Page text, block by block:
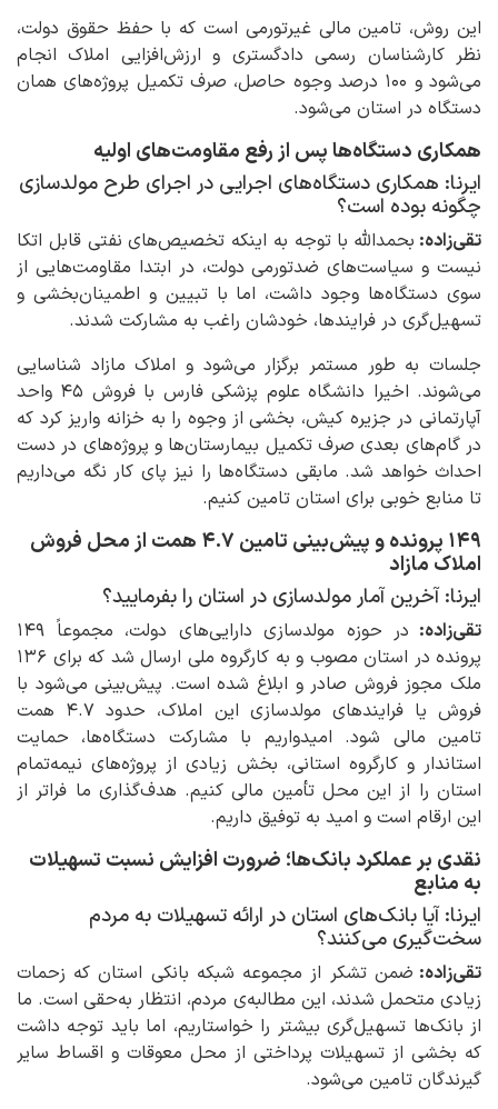
این روش، تامین مالی غیرتورمی است که با حفظ حقوق دولت،
نظر کارشناسان رسمی دادگستری و ارزش‌افزایی املاک انجام
می‌شود و ۱۰۰ درصد وجوه حاصل، صرف تکمیل پروژه‌های همان
دستگاه در استان می‌شود.
همکاری دستگاه‌ها پس از رفع مقاومت‌های اولیه
ایرنا: همکاری دستگاه‌های اجرایی در اجرای طرح مولدسازی
چگونه بوده است؟
تقی‌زاده: بحمدالله با توجه به اینکه تخصیص‌های نفتی قابل اتکا
نیست و سیاست‌های ضدتورمی دولت، در ابتدا مقاومت‌هایی از
سوی دستگاه‌ها وجود داشت، اما با تبیین و اطمینان‌بخشی و
تسهیل‌گری در فرایندها، خودشان راغب به مشارکت شدند.
جلسات به طور مستمر برگزار می‌شود و املاک مازاد شناسایی
می‌شوند. اخیرا دانشگاه علوم پزشکی فارس با فروش ۴۵ واحد
آپارتمانی در جزیره کیش، بخشی از وجوه را به خزانه واریز کرد که
در گام‌های بعدی صرف تکمیل بیمارستان‌ها و پروژه‌های در دست
احداث خواهد شد. مابقی دستگاه‌ها را نیز پای کار نگه می‌داریم
تا منابع خوبی برای استان تامین کنیم.
۱۴۹ پرونده و پیش‌بینی تامین ۴.۷ همت از محل فروش
املاک مازاد
ایرنا: آخرین آمار مولدسازی در استان را بفرمایید؟
تقی‌زاده:
در حوزه مولدسازی دارایی‌های دولت، مجموعاً ۱۴۹
پرونده در استان مصوب و به کارگروه ملی ارسال شد که برای ۱۳۶
ملک مجوز فروش صادر و ابلاغ شده است. پیش‌بینی می‌شود با
فروش یا فرایندهای مولدسازی این املاک، حدود ۴.۷ همت
تامین مالی شود. امیدواریم با مشارکت دستگاه‌ها، حمایت
استاندار و کارگروه استانی، بخش زیادی از پروژه‌های نیمه‌تمام
استان را از این محل تأمین مالی کنیم. هدف‌گذاری ما فراتر از
این ارقام است و امید به توفیق داریم.
نقدی بر عملکرد بانک‌ها؛ ضرورت افزایش نسبت تسهیلات
به منابع
ایرنا: آیا بانک‌های استان در ارائه تسهیلات به مردم
سخت‌گیری می‌کنند؟
تقی‌زاده: ضمن تشکر از مجموعه شبکه بانکی استان که زحمات
زیادی متحمل شدند، این مطالبه‌ی مردم، انتظار به‌حقی است. ما
از بانک‌ها تسهیل‌گری بیشتر را خواستاریم، اما باید توجه داشت
که بخشی از تسهیلات پرداختی از محل معوقات و اقساط سایر
گیرندگان تامین می‌شود.